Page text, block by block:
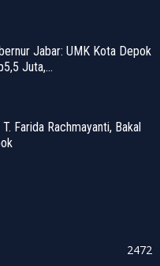
Jabar: UMK Kota Depok
Juta,...
Farida Rachmayanti, Bakal
2472